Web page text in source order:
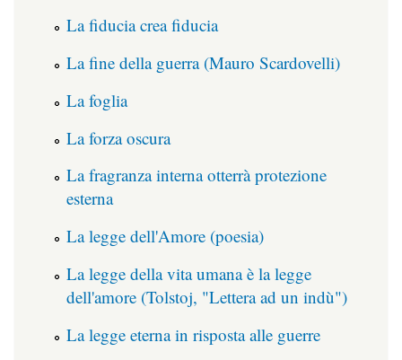
La fiducia crea fiducia
La fine della guerra (Mauro Scardovelli)
La foglia
La forza oscura
La fragranza interna otterrà protezione
esterna
La legge dell'Amore (poesia)
La legge della vita umana è la legge
dell'amore (Tolstoj, "Lettera ad un indù")
La legge eterna in risposta alle guerre